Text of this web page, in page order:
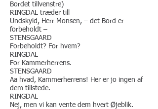
Bordet tillvenstre)
RINGDAL træder till
Undskyld, Herr Monsen, – det Bord er
forbeholdt –
​STENSGAARD
Forbeholdt? For hvem?
RINGDAL
For Kammerherrens.
STENSGAARD
Aa hvad, Kammerherrens! Her er jo ingen af
dem tillstede.
RINGDAL
Nej, men vi kan vente dem hvert Øjeblik.